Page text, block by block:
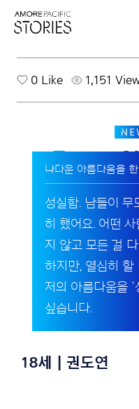
0 Like 1,151
나다운 아름다움을
성실함. 남들이 무
히 했어요. 어떤
지 않고 모든 걸
하지만, 열심히 할
저의 아름다움을 ‘
싶습니다.
18세 | 권도연